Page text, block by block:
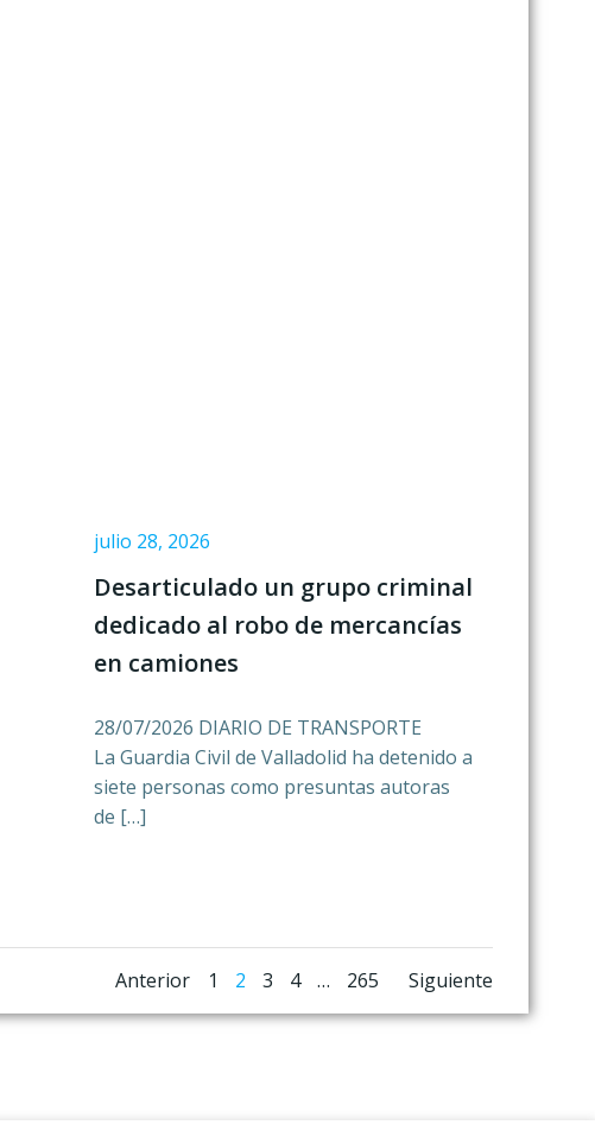
julio 28, 2026
Desarticulado un grupo criminal
dedicado al robo de mercancías
en camiones
28/07/2026 DIARIO DE TRANSPORTE
La Guardia Civil de Valladolid ha detenido a
siete personas como presuntas autoras
de […]
Navegación
Anterior
Navegación
Página
1 Página
2 Página
3 Página
4 … Página
265 Siguiente